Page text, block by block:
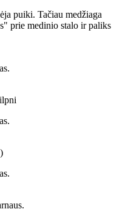
puiki. Tačiau medžiaga
prie medinio stalo ir paliks